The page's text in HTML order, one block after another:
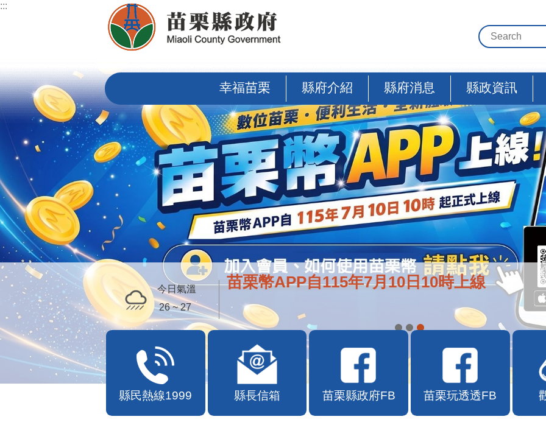
跳到主要內容區塊
:::
幸福苗栗 縣府介紹 縣府消息 縣政資訊
苗栗幣APP自115年7月10日10時上線
今日氣溫
26 ~ 27
縣民熱線1999 縣長信箱 苗栗縣政府FB 苗栗玩透透FB